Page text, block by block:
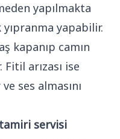
yapılmakta
yapabilir.
kapanıp camın
Fitil arızası ise
ses almasını
servisi